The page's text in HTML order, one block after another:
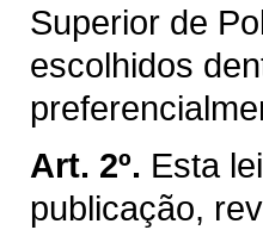
Superior de
escolhidos
Art. 2º. Esta
publicação,